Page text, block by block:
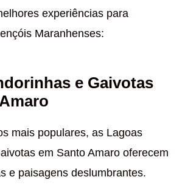
experiências para
Maranhenses:
e Gaivotas
mais populares, as Lagoas
em Santo Amaro oferecem
e paisagens deslumbrantes.